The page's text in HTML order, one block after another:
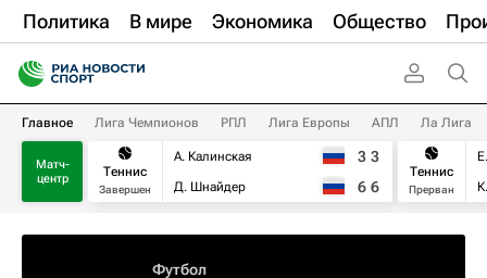
Политика В мире Экономика Общество
Главное Лига Чемпионов РПЛ Лига Европы АПЛ Ла Лига
Матч-
центр
Теннис
Завершен
А. Калинская
Д. Шнайдер
3 3
6 6
Теннис
Прерван
Футбол